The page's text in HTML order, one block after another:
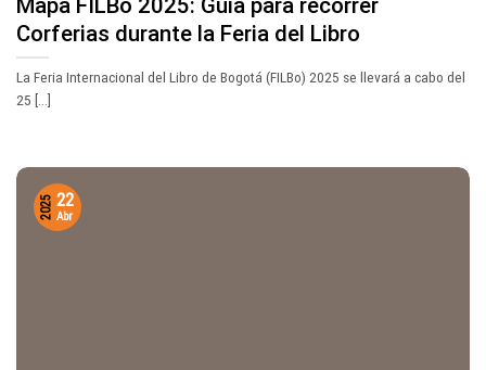
Corferias durante la Feria del Libro
La Feria Internacional del Libro de Bogotá (FILBo) 2025 se llevará a cabo del
25 [...]
22
Abr
2025